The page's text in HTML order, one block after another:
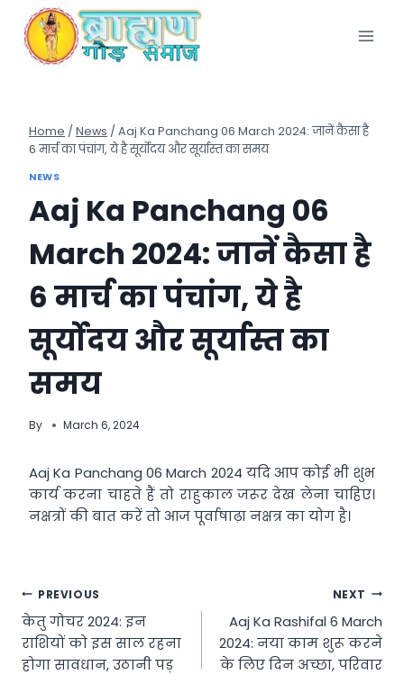
content
Home / News / Aaj Ka Panchang 06 March 2024: जानें कैसा है
6 मार्च का पंचांग, ये है सूर्योदय और सूर्यास्त का समय
NEWS
Aaj Ka Panchang 06
March 2024: जानें कैसा है
6 मार्च का पंचांग, ये है
सूर्योदय और सूर्यास्त का
समय
By March 6, 2024
Aaj Ka Panchang 06 March 2024 यदि आप कोई भी शुभ
कार्य करना चाहते हैं तो राहुकाल जरूर देख लेना चाहिए।
नक्षत्रों की बात करें तो आज पूर्वाषाढ़ा नक्षत्र का योग है।
Post
navigation
PREVIOUS
केतु गोचर 2024: इन
राशियों को इस साल रहना
होगा सावधान, उठानी पड़
NEXT
Aaj Ka Rashifal 6 March
2024: नया काम शुरू करने
के लिए दिन अच्छा, परिवार